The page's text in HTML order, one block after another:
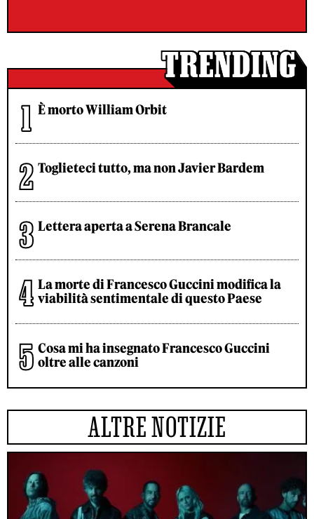
È morto William Orbit
Toglieteci tutto, ma non Javier Bardem
Lettera aperta a Serena Brancale
La morte di Francesco Guccini modifica la
viabilità sentimentale di questo Paese
Cosa mi ha insegnato Francesco Guccini
oltre alle canzoni
ALTRE NOTIZIE